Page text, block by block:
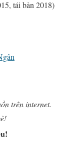
tái bản 2018)
trên internet.